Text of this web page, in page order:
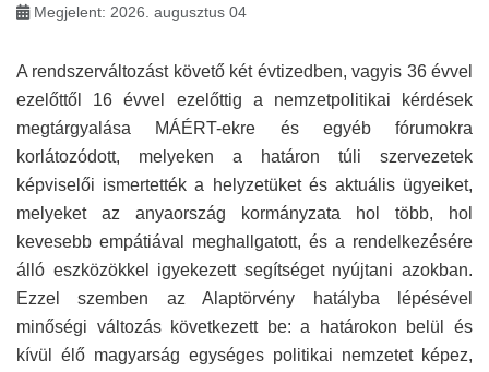
Megjelent: 2026. augusztus 04
A rendszerváltozást követő két évtizedben, vagyis 36 évvel
ezelőttől 16 évvel ezelőttig a nemzetpolitikai kérdések
megtárgyalása MÁÉRT-ekre és egyéb fórumokra
korlátozódott, melyeken a határon túli szervezetek
képviselői ismertették a helyzetüket és aktuális ügyeiket,
melyeket az anyaország kormányzata hol több, hol
kevesebb empátiával meghallgatott, és a rendelkezésére
álló eszközökkel igyekezett segítséget nyújtani azokban.
Ezzel szemben az Alaptörvény hatályba lépésével
minőségi változás következett be: a határokon belül és
kívül élő magyarság egységes politikai nemzetet képez,